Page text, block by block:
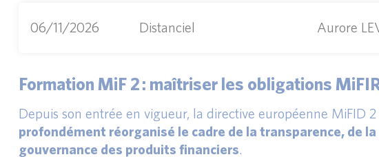
06/11/2026 Distanciel Aurore
Formation MiF 2 : maîtriser les obligations
Depuis son entrée en vigueur, la directive européenne MiFID
profondément réorganisé le cadre de la transparence, de
gouvernance des produits financiers.